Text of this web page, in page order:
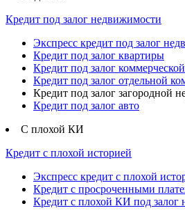
Кредит под залог недвижимости
Экспресс кредит под залог
Кредит под залог квартиры
Кредит под залог
Кредит под залог отдельной
Кредит под залог загородной
Кредит под залог авто
С плохой КИ
Кредит с плохой историей
Экспресс кредит с плохой
Кредит с просроченными
Кредит с плохой КИ под залог